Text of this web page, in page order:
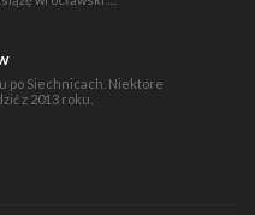
po Siechnicach. Niektóre
z 2013 roku.